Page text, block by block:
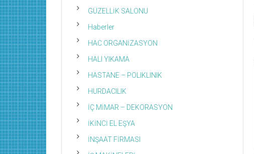
GÜZELLİK SALONU
Haberler
HAC ORGANİZASYON
HALI YIKAMA
HASTANE – POLIKLINIK
HURDACILIK
İÇ MİMAR – DEKORASYON
İKİNCİ EL EŞYA
İNŞAAT FİRMASI